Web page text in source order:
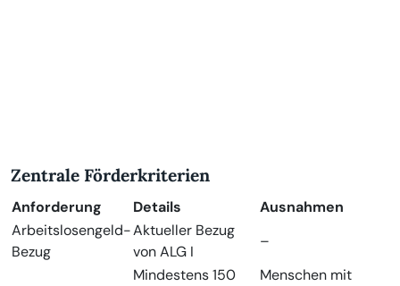
Zentrale Förderkriterien
Anforderung Details
Ausnahmen
Arbeitslosengeld-
Bezug
Aktueller Bezug
von ALG I
–
Mindestens 150
Menschen mit